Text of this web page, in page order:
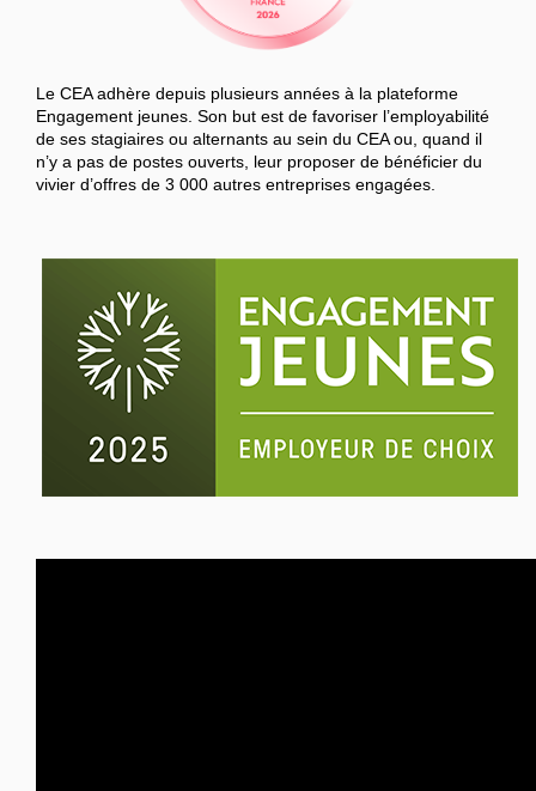
Le CEA adhère depuis plusieurs années à la plateforme
Engagement jeunes. Son but est de favoriser l’employabilité
de ses stagiaires ou alternants au sein du CEA ou, quand il
n’y a pas de postes ouverts, leur proposer de bénéficier du
vivier d’offres de 3 000 autres entreprises engagées.